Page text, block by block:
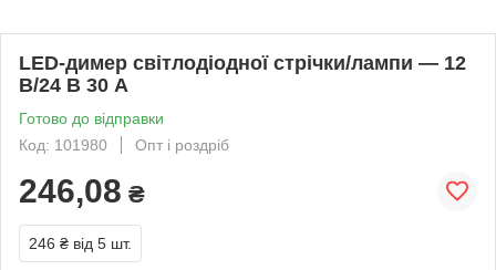
LED-димер світлодіодної стрічки/лампи — 12
В/24 В 30 A
Готово до відправки
Код: 101980
Опт і роздріб
246,08 ₴
246 ₴ від 5 шт.